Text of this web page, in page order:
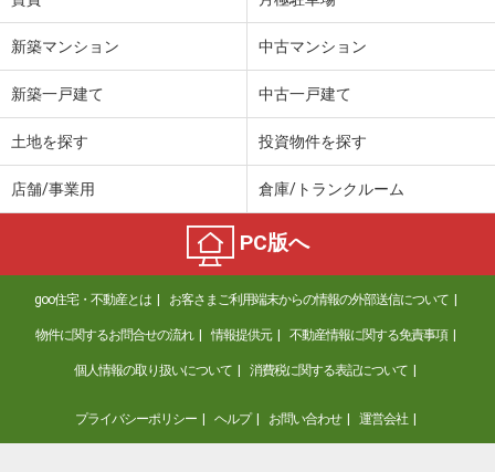
新築マンション 中古マンション
新築一戸建て 中古一戸建て
土地を探す 投資物件を探す
店舗/事業用 倉庫/トランクルーム
PC版へ
goo住宅・不動産とは お客さまご利用端末からの情報の外部送信について
物件に関するお問合せの流れ 情報提供元 不動産情報に関する免責事項
個人情報の取り扱いについて 消費税に関する表記について
プライバシーポリシー ヘルプ お問い合わせ 運営会社